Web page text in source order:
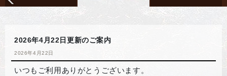
2026年4月22日更新のご案内
2026年4月22日
いつもご利用ありがとうございます。